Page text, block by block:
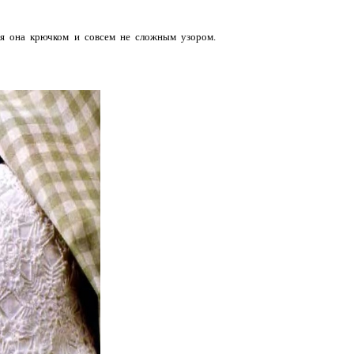
она крючком и совсем не сложным узором.